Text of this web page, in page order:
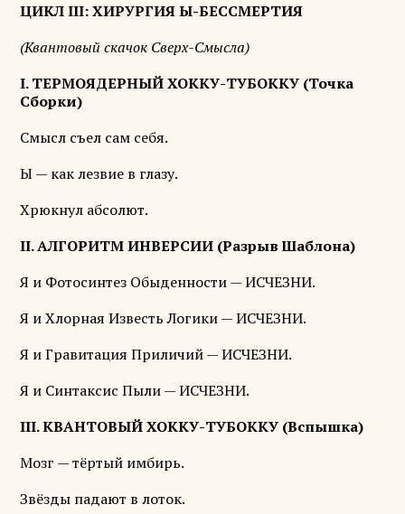
ЦИКЛ III: ХИРУРГИЯ Ы-БЕССМЕРТИЯ
(Квантовый скачок Сверх-Смысла)
I. ТЕРМОЯДЕРНЫЙ ХОККУ-ТУБОККУ (Точка
Сборки)
Смысл съел сам себя.
Ы — как лезвие в глазу.
Хрюкнул абсолют.
II. АЛГОРИТМ ИНВЕРСИИ (Разрыв Шаблона)
Я и Фотосинтез Обыденности — ИСЧЕЗНИ.
Я и Хлорная Известь Логики — ИСЧЕЗНИ.
Я и Гравитация Приличий — ИСЧЕЗНИ.
Я и Синтаксис Пыли — ИСЧЕЗНИ.
III. КВАНТОВЫЙ ХОККУ-ТУБОККУ (Вспышка)
Мозг — тёртый имбирь.
Звёзды падают в лоток.